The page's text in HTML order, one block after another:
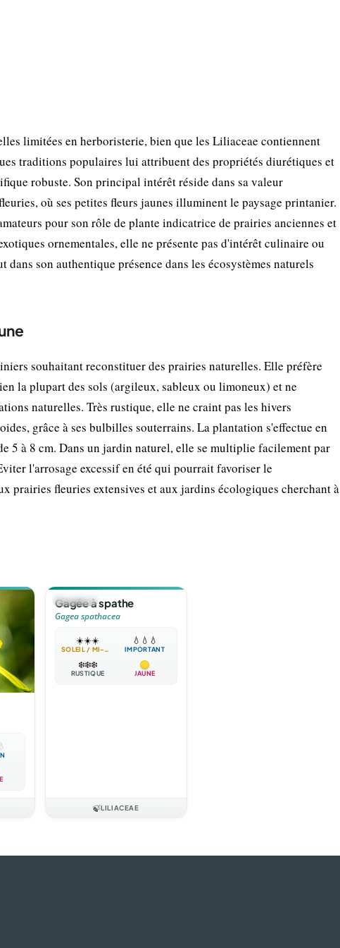
limitées en herboristerie, bien que les Liliaceae contiennent
traditions populaires lui attribuent des propriétés diurétiques et
robuste. Son principal intérêt réside dans sa valeur
où ses petites fleurs jaunes illuminent le paysage printanier.
pour son rôle de plante indicatrice de prairies anciennes et
ornementales, elle ne présente pas d'intérêt culinaire ou
son authentique présence dans les écosystèmes naturels
souhaitant reconstituer des prairies naturelles. Elle préfère
la plupart des sols (argileux, sableux ou limoneux) et ne
naturelles. Très rustique, elle ne craint pas les hivers
grâce à ses bulbilles souterrains. La plantation s'effectue en
5 à 8 cm. Dans un jardin naturel, elle se multiplie facilement par
l'arrosage excessif en été qui pourrait favoriser le
prairies fleuries extensives et aux jardins écologiques cherchant à
💧
🪴VIVACE
Gagée à spathe
Gagea spathacea
☀️☀️☀️
SOLEIL / MI-OMBRE
💧 💧 💧
IMPORTANT
❄️❄️❄️
RUSTIQUE JAUNE
🍃LILIACEAE